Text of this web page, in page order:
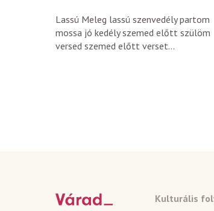
Lassú Meleg lassú szenvedély partom
mossa jó kedély szemed előtt szülöm
versed szemed előtt verset...
Kulturális